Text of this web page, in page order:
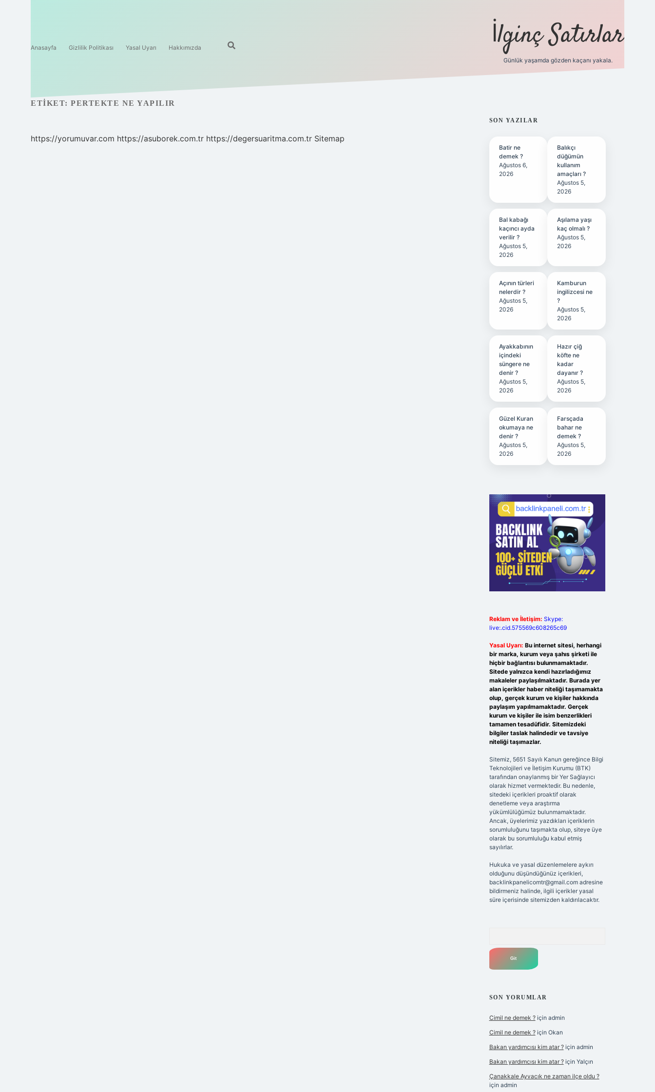
Anasayfa Gizlilik Politikası Yasal Uyarı Hakkımızda İlginç Satırlar
Günlük yaşamda gözden kaçanı yakala.
ETIKET: PERTEKTE NE YAPILIR
https://yorumuvar.com https://asuborek.com.tr https://degersuaritma.com.tr Sitemap
SIDEBAR
SON YAZILAR
Batir ne
demek ?
Ağustos 6,
2026
Balıkçı
düğümün
kullanım
amaçları ?
Ağustos 5,
2026
Bal kabağı
kaçıncı ayda
verilir ?
Ağustos 5,
2026
Aşılama yaşı
kaç olmalı ?
Ağustos 5,
2026
Açının türleri
nelerdir ?
Ağustos 5,
2026
Kamburun
ingilizcesi ne
?
Ağustos 5,
2026
Ayakkabının
içindeki
süngere ne
denir ?
Ağustos 5,
2026
Hazır çiğ
köfte ne
kadar
dayanır ?
Ağustos 5,
2026
Güzel Kuran
okumaya ne
denir ?
Ağustos 5,
2026
Farsçada
bahar ne
demek ?
Ağustos 5,
2026
Reklam ve İletişim: Skype:
live:.cid.575569c608265c69
Yasal Uyarı: Bu internet sitesi, herhangi
bir marka, kurum veya şahıs şirketi ile
hiçbir bağlantısı bulunmamaktadır.
Sitede yalnızca kendi hazırladığımız
makaleler paylaşılmaktadır. Burada yer
alan içerikler haber niteliği taşımamakta
olup, gerçek kurum ve kişiler hakkında
paylaşım yapılmamaktadır. Gerçek
kurum ve kişiler ile isim benzerlikleri
tamamen tesadüfidir. Sitemizdeki
bilgiler taslak halindedir ve tavsiye
niteliği taşımazlar.
Sitemiz, 5651 Sayılı Kanun gereğince Bilgi
Teknolojileri ve İletişim Kurumu (BTK)
tarafından onaylanmış bir Yer Sağlayıcı
olarak hizmet vermektedir. Bu nedenle,
sitedeki içerikleri proaktif olarak
denetleme veya araştırma
yükümlülüğümüz bulunmamaktadır.
Ancak, üyelerimiz yazdıkları içeriklerin
sorumluluğunu taşımakta olup, siteye üye
olarak bu sorumluluğu kabul etmiş
sayılırlar.
Hukuka ve yasal düzenlemelere aykırı
olduğunu düşündüğünüz içerikleri,
backlinkpanelicomtr@gmail.comadresine
bildirmeniz halinde, ilgili içerikler yasal
süre içerisinde sitemizden kaldırılacaktır.
SON YORUMLAR
Cimil ne demek ?için admin
Cimil ne demek ?için Okan
Bakan yardımcısı kim atar ?için admin
Bakan yardımcısı kim atar ?için Yalçın
Çanakkale Ayvacık ne zaman ilçe oldu ?
için admin